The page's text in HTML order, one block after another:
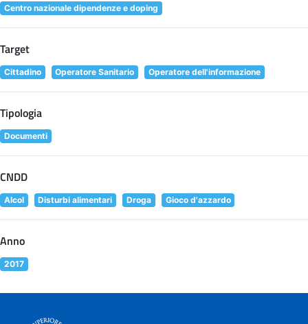
Centro nazionale dipendenze e doping
Target
Cittadino Operatore Sanitario Operatore dell'informazione
Tipologia
Documenti
CNDD
Alcol Disturbi alimentari Droga Gioco d'azzardo
Anno
2017